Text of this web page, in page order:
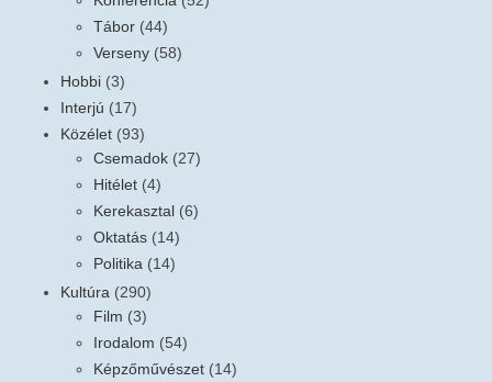
Tábor (44)
Verseny (58)
Hobbi (3)
Interjú (17)
Közélet (93)
Csemadok (27)
Hitélet (4)
Kerekasztal (6)
Oktatás (14)
Politika (14)
Kultúra (290)
Film (3)
Irodalom (54)
Képzőművészet (14)